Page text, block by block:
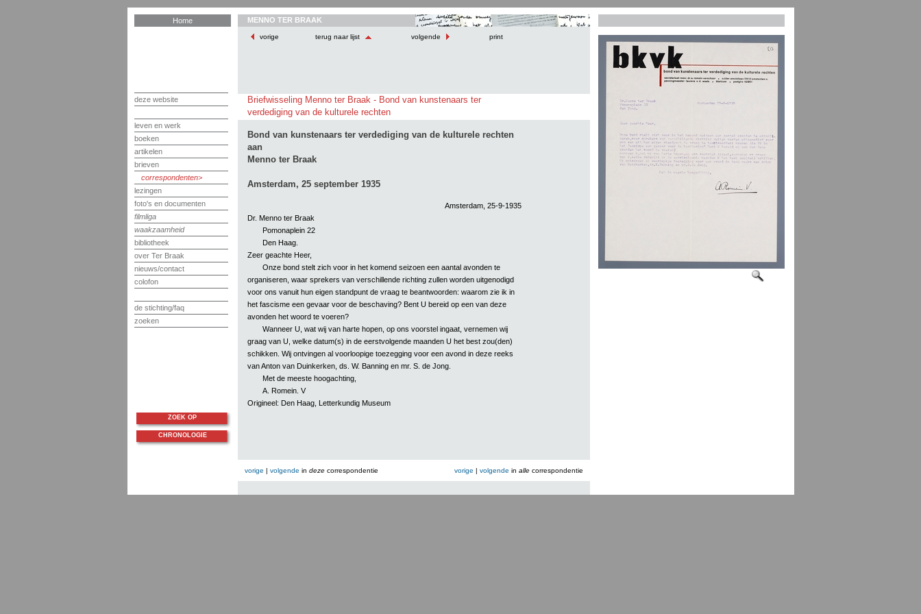
Home
deze website
leven en werk
boeken
artikelen
brieven
correspondenten
lezingen
foto's en documenten
filmliga
waakzaamheid
bibliotheek
over Ter Braak
nieuws/contact
colofon
de stichting/faq
zoeken
MENNO TER BRAAK
vorige terug naar lijst volgende print
Briefwisseling Menno ter Braak - Bond van kunstenaars ter
verdediging van de kulturele rechten
Bond van kunstenaars ter verdediging van de kulturele rechten
aan
Menno ter Braak
Amsterdam, 25 september 1935
Amsterdam, 25-9-1935
Dr. Menno ter Braak
Pomonaplein 22
Den Haag.
Zeer geachte Heer,
Onze bond stelt zich voor in het komend seizoen een aantal avonden te
organiseren, waar sprekers van verschillende richting zullen worden uitgenodigd
voor ons vanuit hun eigen standpunt de vraag te beantwoorden: waarom zie ik in
het fascisme een gevaar voor de beschaving? Bent U bereid op een van deze
avonden het woord te voeren?
Wanneer U, wat wij van harte hopen, op ons voorstel ingaat, vernemen wij
graag van U, welke datum(s) in de eerstvolgende maanden U het best zou(den)
schikken. Wij ontvingen al voorloopige toezegging voor een avond in deze reeks
van Anton van Duinkerken, ds. W. Banning en mr. S. de Jong.
Met de meeste hoogachting,
A. Romein. V
Origineel: Den Haag, Letterkundig Museum
vorige | volgende in dezecorrespondentie vorige | volgende in allecorrespondentie
ZOEK OP
CHRONOLOGIE